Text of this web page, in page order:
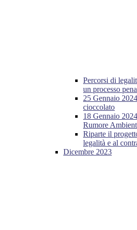
Percorsi di
un processo
25 Gennaio
cioccolato
18 Gennaio
Rumore
Riparte il
legalità e al
Dicembre 2023